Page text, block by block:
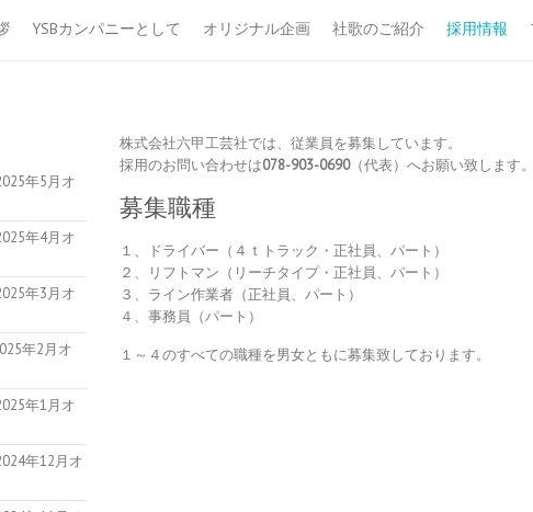
YSBカンパニーとして オリジナル企画 社歌のご紹介 採用情報
株式会社六甲工芸社では、従業員を募集しています。
採用のお問い合わせは078-903-0690（代表）へお願い致します。
募集職種
１、ドライバー（４ｔトラック・正社員、パート）
２、リフトマン（リーチタイプ・正社員、パート）
３、ライン作業者（正社員、パート）
４、事務員（パート）
１～４のすべての職種を男女ともに募集致しております。
年5月オ
年4月オ
年3月オ
年2月オ
年1月オ
年12月オ